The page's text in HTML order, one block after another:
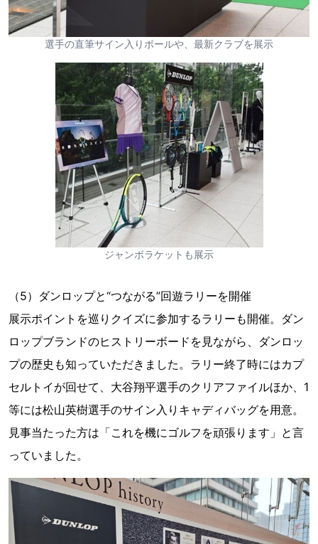
選手の直筆サイン入りボールや、最新クラブを展示
ジャンボラケットも展示
（5）ダンロップと“つながる”回遊ラリーを開催
展示ポイントを巡りクイズに参加するラリーも開催。ダン
ロップブランドのヒストリーボードを見ながら、ダンロッ
プの歴史も知っていただきました。ラリー終了時にはカプ
セルトイが回せて、大谷翔平選手のクリアファイルほか、1
等には松山英樹選手のサイン入りキャディバッグを用意。
見事当たった方は「これを機にゴルフを頑張ります」と言
っていました。